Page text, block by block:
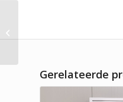
Gerelateerde
2125 mm, half glas